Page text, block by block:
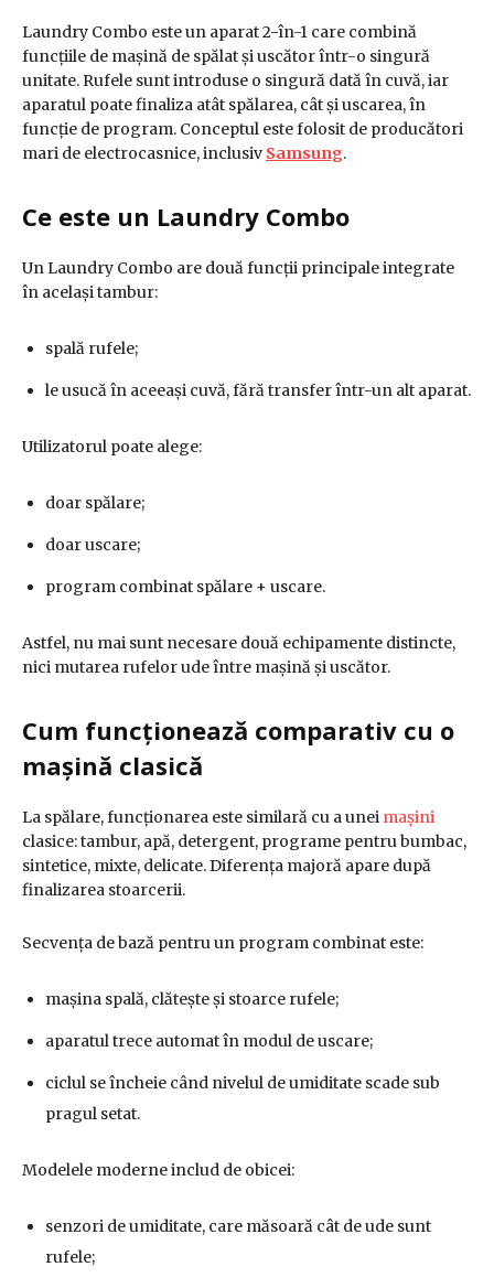
Laundry Combo este un aparat 2-în-1 care combină
funcțiile de mașină de spălat și uscător într-o singură
unitate. Rufele sunt introduse o singură dată în cuvă, iar
aparatul poate finaliza atât spălarea, cât și uscarea, în
funcție de program. Conceptul este folosit de producători
mari de electrocasnice, inclusiv Samsung.
Ce este un Laundry Combo
Un Laundry Combo are două funcții principale integrate
în același tambur:
spală rufele;
le usucă în aceeași cuvă, fără transfer într-un alt aparat.
Utilizatorul poate alege:
doar spălare;
doar uscare;
program combinat spălare + uscare.
Astfel, nu mai sunt necesare două echipamente distincte,
nici mutarea rufelor ude între mașină și uscător.
Cum funcționează comparativ cu o
mașină clasică
La spălare, funcționarea este similară cu a unei mașini
clasice: tambur, apă, detergent, programe pentru bumbac,
sintetice, mixte, delicate. Diferența majoră apare după
finalizarea stoarcerii.
Secvența de bază pentru un program combinat este:
mașina spală, clătește și stoarce rufele;
aparatul trece automat în modul de uscare;
ciclul se încheie când nivelul de umiditate scade sub
pragul setat.
Modelele moderne includ de obicei:
senzori de umiditate, care măsoară cât de ude sunt
rufele;